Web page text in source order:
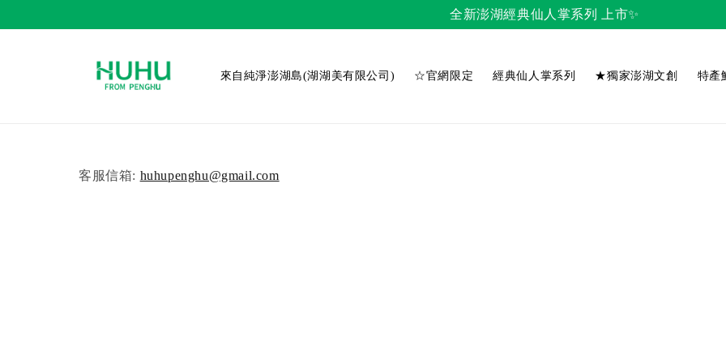
全新澎湖經典仙人掌系列 上市✨
來自純淨澎湖島(湖湖美有限公司) ☆官網限定 經典仙人掌系列 ★獨家澎湖文創 特產
客服信箱: huhupenghu@gmail.com